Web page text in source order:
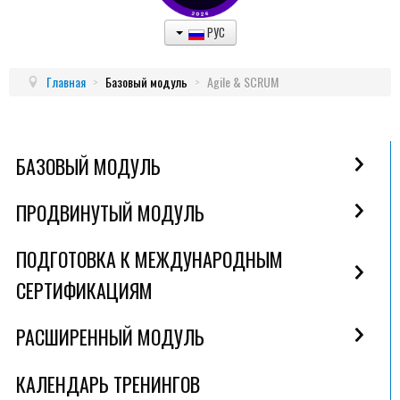
РУС
Главная > Базовый модуль > Agile & SCRUM
БАЗОВЫЙ МОДУЛЬ
ПРОДВИНУТЫЙ МОДУЛЬ
ПОДГОТОВКА К МЕЖДУНАРОДНЫМ
СЕРТИФИКАЦИЯМ
РАСШИРЕННЫЙ МОДУЛЬ
КАЛЕНДАРЬ ТРЕНИНГОВ